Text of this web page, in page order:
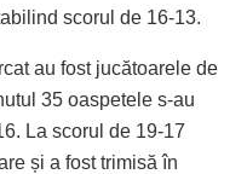
scorul de 16-13.
au fost jucătoarele de
35 oaspetele s-au
La scorul de 19-17
și a fost trimisă în